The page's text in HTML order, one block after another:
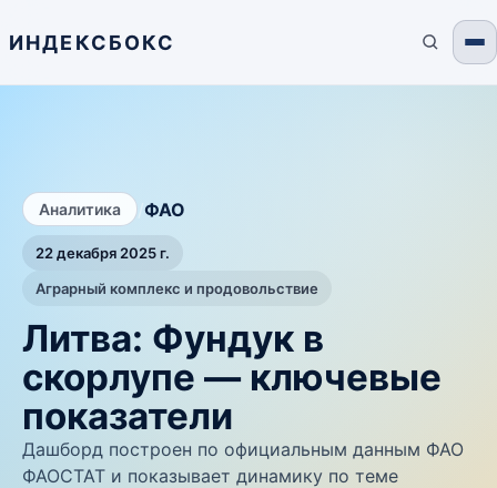
ИНДЕКСБОКС
Аналитика ФАО
22 декабря 2025 г.
Аграрный комплекс и продовольствие
Литва: Фундук в
скорлупе — ключевые
показатели
Дашборд построен по официальным данным ФАО
ФАОСТАТ и показывает динамику по теме